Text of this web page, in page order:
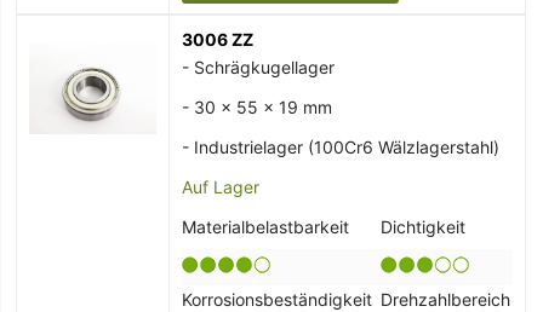
3006 ZZ
- Schrägkugellager
- 30 x 55 x 19 mm
- Industrielager (100Cr6 Wälzlagerstahl)
Auf Lager
Materialbelastbarkeit
Dichtigkeit
Korrosionsbeständigkeit Drehzahlbereich